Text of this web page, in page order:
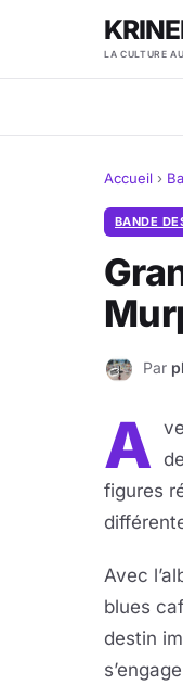
LA CULTURE
Accueil ›
BANDE
P Par
A
figures
Avec
blues
destin